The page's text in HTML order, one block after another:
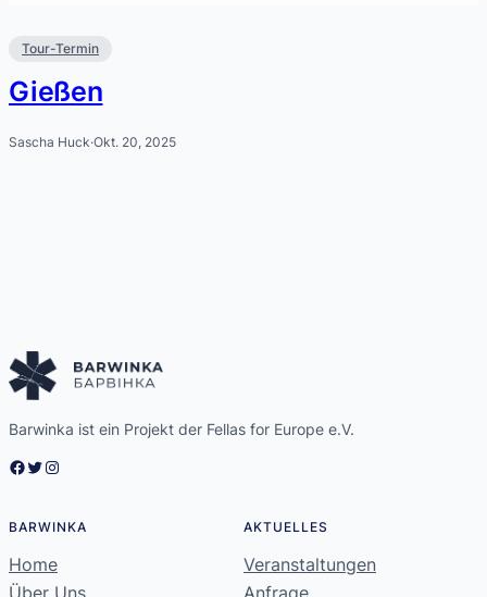
Tour-Termin
Gießen
Sascha Huck·Okt. 20, 2025
Barwinka ist ein Projekt der Fellas for Europe e.V.
Facebook Twitter Instagram
BARWINKA
Home
AKTUELLES
Veranstaltungen